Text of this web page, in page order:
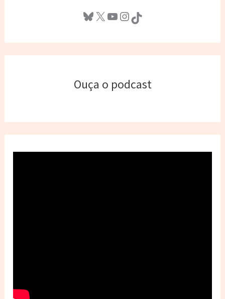
Bluesky X Youtube InstagramTikTok
Ouça o podcast